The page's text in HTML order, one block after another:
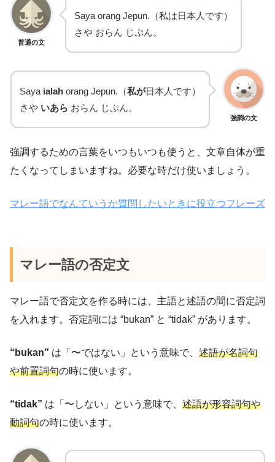
普通の文
Saya orang Jepun.（私は日本人です）
さや おらん じぷん。
強調の文
Saya ialah orang Jepun.（私が日本人です）
さや いあら おらん じぷん。
強調するための言葉をいつもいつも使うと、文章自体が重
たくなってしまいますね。必要な時だけ使いましょう。
マレー語でなんていうか質問したいときに役立つフレーズ
マレー語の否定文
マレー語で否定文を作る時には、主語と述語の間に否定詞
を入れます。否定詞には “bukan” と “tidak” があります。
“bukan” は「〜ではない」という意味で、 述語が名詞句
や前置詞句の時に使います。
“tidak” は「〜しない」という意味で、 述語が形容詞句や
動詞句の時に使います。